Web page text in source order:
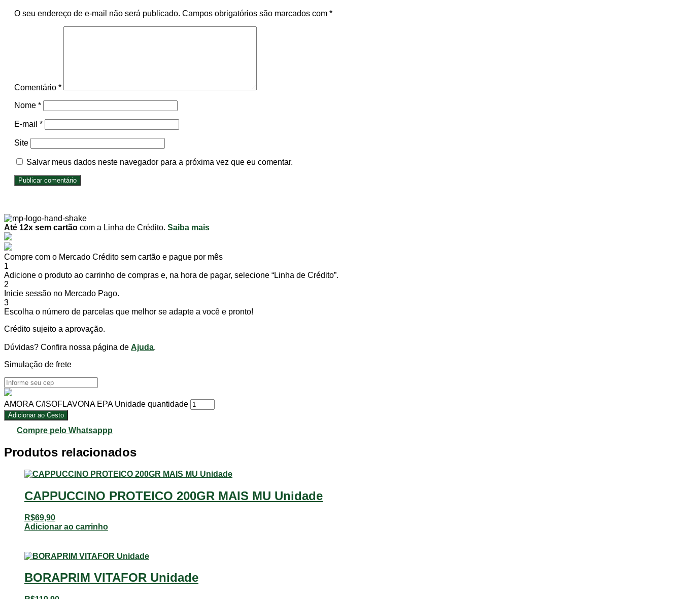
O seu endereço de e-mail não será publicado. Campos obrigatórios são marcados com *
Comentário *
Nome *
E-mail *
Site
Salvar meus dados neste navegador para a próxima vez que eu comentar.
Até 12x sem cartão com a Linha de Crédito. Saiba mais
Compre com o Mercado Crédito sem cartão e pague por mês
1
Adicione o produto ao carrinho de compras e, na hora de pagar, selecione “Linha de Crédito”.
2
Inicie sessão no Mercado Pago.
3
Escolha o número de parcelas que melhor se adapte a você e pronto!
Crédito sujeito a aprovação.
Dúvidas? Confira nossa página de Ajuda.
Simulação de frete
AMORA C/ISOFLAVONA EPA Unidade quantidade
Adicionar ao Cesto
Compre pelo Whatsappp
Produtos relacionados
CAPPUCCINO PROTEICO 200GR MAIS MU Unidade
R$69,90
Adicionar ao carrinho
BORAPRIM VITAFOR Unidade